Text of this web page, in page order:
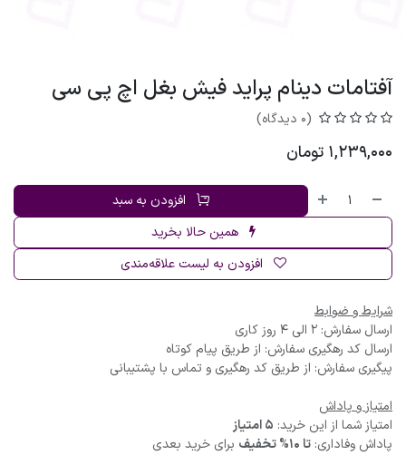
آفتامات دینام پراید فیش بغل اچ پی سی
(0 دیدگاه)
1,239,000 تومان
افزودن به سبد
همین حالا بخرید
افزودن به لیست علاقه‌مندی
شرایط و ضوابط
ارسال سفارش: 2 الی 4 روز کاری
ارسال کد رهگیری سفارش: از طریق پیام کوتاه
پیگیری سفارش: از طریق کد رهگیری و تماس با پشتیبانی
امتیاز و پاداش
امتیاز شما از این خرید: 5 امتیاز
پاداش وفاداری: تا 10% تخفیف برای خرید بعدی